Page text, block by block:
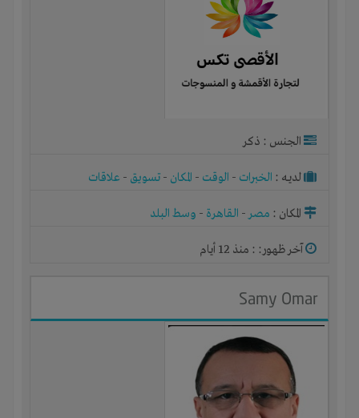
الجنس : ذكر
لديـه : الخبرات - الوقت - المكان - تسويق - علاقات
المكان : مصر- القاهرة - وسط البلد
آخر ظهور: : منذ 12 أيام
Samy Omar